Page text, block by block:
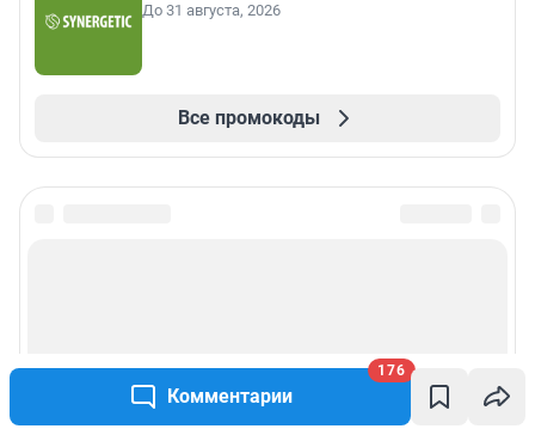
Комментарии
176
До 31 августа, 2026
Все промокоды